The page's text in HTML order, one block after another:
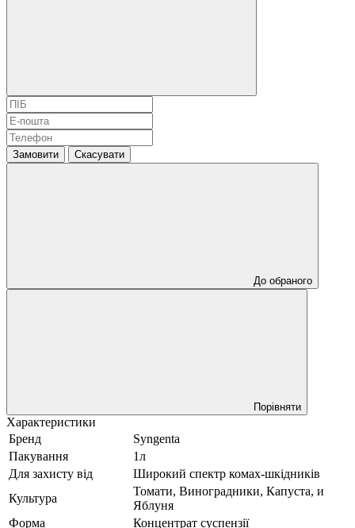
Замовити Скасувати
До обраного
Порівняти
Характеристики
Бренд
Syngenta
Пакування
1л
Для захисту від
Широкий спектр комах-шкідників
Культура
Томати, Виноградники, Капуста, и
Яблуня
Форма
Концентрат суспензії